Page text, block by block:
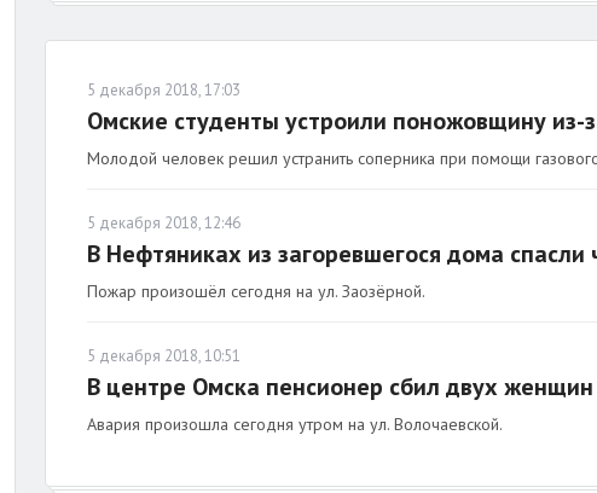
5 декабря 2018, 17:03
Омские студенты устроили поножовщину из-
Молодой человек решил устранить соперника при помощи
5 декабря 2018, 12:46
В Нефтяниках из загоревшегося дома спасли
Пожар произошёл сегодня на ул. Заозёрной.
5 декабря 2018, 10:51
В центре Омска пенсионер сбил двух женщин
Авария произошла сегодня утром на ул. Волочаевской.